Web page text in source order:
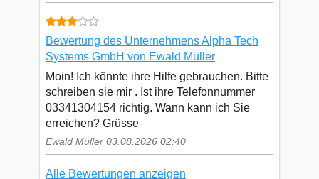
Bewertung des Unternehmens Alpha Tech
Systems GmbH von Ewald Müller
Moin! Ich könnte ihre Hilfe gebrauchen. Bitte
schreiben sie mir . Ist ihre Telefonnummer
03341304154 richtig. Wann kann ich Sie
erreichen? Grüsse
Ewald Müller 03.08.2026 02:40
Alle Bewertungen anzeigen